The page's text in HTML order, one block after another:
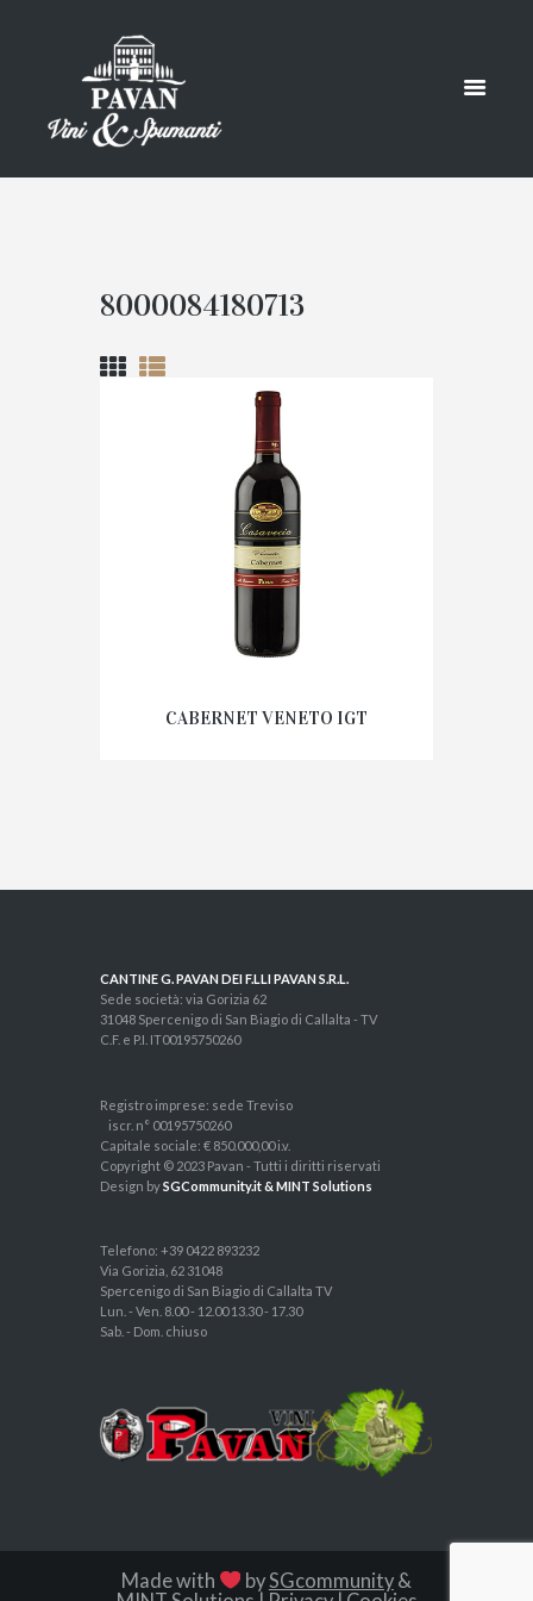
8000084180713
CABERNET VENETO IGT
CANTINE G. PAVAN DEI F.LLI PAVAN S.R.L.
Sede società: via Gorizia 62
31048 Spercenigo di San Biagio di Callalta - TV
C.F. e P.I. IT00195750260
Registro imprese: sede Treviso
iscr. n° 00195750260
Capitale sociale: € 850.000,00 i.v.
Copyright © 2023 Pavan - Tutti i diritti riservati
Design bySGCommunity.it & MINT Solutions
Telefono: +39 0422 893232
Via Gorizia, 62 31048
Spercenigo di San Biagio di Callalta TV
Lun. - Ven. 8.00 - 12.00 13.30 - 17.30
Sab. - Dom. chiuso
Made with bySGcommunity&